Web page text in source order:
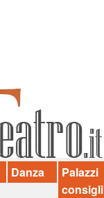
Danza
Palazzi
consigli